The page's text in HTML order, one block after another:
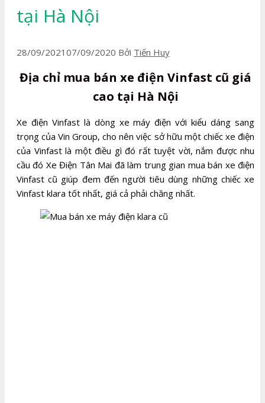
tại Hà Nội
28/09/2021 07/09/2020 Bởi Tiến Huy
Địa chỉ mua bán xe điện Vinfast cũ giá
cao tại Hà Nội
Xe điện Vinfast là dòng xe máy điện với kiểu dáng sang
trọng của Vin Group, cho nên việc sở hữu một chiếc xe điện
của Vinfast là một điều gì đó rất tuyệt vời, nắm được nhu
cầu đó Xe Điện Tân Mai đã làm trung gian mua bán xe điện
Vinfast cũ giúp đem đến người tiêu dùng những chiếc xe
Vinfast klara tốt nhất, giá cả phải chăng nhất.